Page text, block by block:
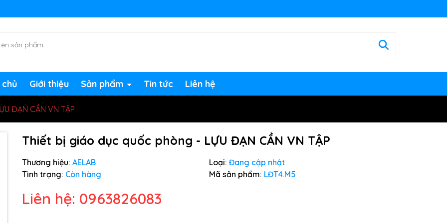
chờ đợi bạn
Giới thiệu Sản phẩm Tin tức Liên hệ
ĐẠN CẦN VN TẬP
Thiết bị giáo dục quốc phòng - LỰU ĐẠN CẦN VN TẬP
Thương hiệu: AELAB Loại: Đang cập nhật
Tình trạng: Còn hàng Mã sản phẩm: LĐT4.M5
Liên hệ: 0963826083